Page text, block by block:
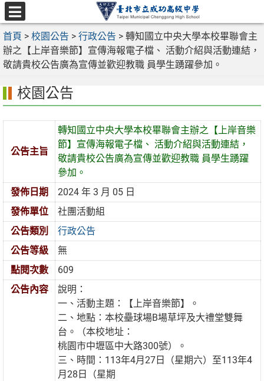
跳
至
主
要
內
選
單
首頁 > 校園公告 > 行政公告 > 轉知國立中央大學本校畢聯會主
辦之【上岸音樂節】宣傳海報電子檔、 活動介紹與活動連結，
敬請貴校公告廣為宣傳並歡迎教職 員學生踴躍參加。
校園公告
公告主旨
轉知國立中央大學本校畢聯會主辦之【上岸音樂
節】宣傳海報電子檔、 活動介紹與活動連結，
敬請貴校公告廣為宣傳並歡迎教職 員學生踴躍
參加。
發佈日期
2024 年 3 月 05 日
發佈單位
社團活動組
公告類別
行政公告
公告等級
無
點閱次數
609
公告內容
說明：
一、活動主題：【上岸音樂節】。
二、地點：本校壘球場B場草坪及大禮堂雙舞
台。（本校地址：
桃園市中壢區中大路300號）。
三、時間：113年4月27日（星期六）至113年4
月28日（星期